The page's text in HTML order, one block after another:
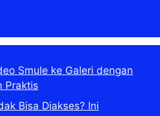
Smule ke Galeri dengan
Praktis
Bisa Diakses? Ini